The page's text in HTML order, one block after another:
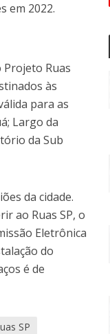
em 2022.
Ruas
às
para as
Largo da
da Sub
da cidade.
ao Ruas SP, o
Eletrônica
do
é de
SP